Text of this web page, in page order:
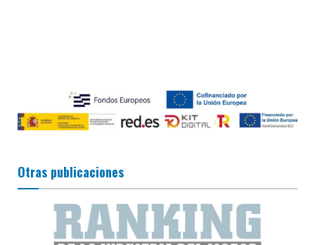
Otras publicaciones